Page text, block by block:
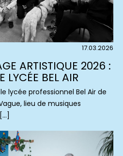
17.03.2026
ARTISTIQUE 2026 :
LYCÉE BEL AIR
lycée professionnel Bel Air de
lieu de musiques